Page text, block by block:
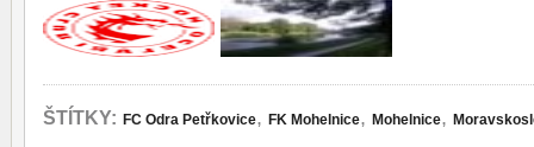
ŠTÍTKY: FC Odra Petřkovice, FK Mohelnice, Mohelnice,